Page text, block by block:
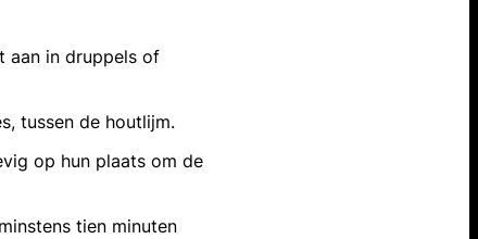
aan in druppels of
tussen de houtlijm.
op hun plaats om de
tien minuten